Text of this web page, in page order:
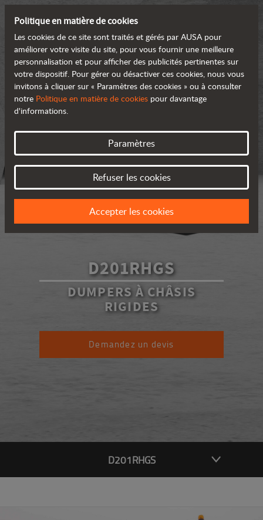
D201RHGS
DUMPERS À CHÂSIS
RIGIDES
Demandez un devis
D201RHGS
Politique en matière de cookies
Les cookies de ce site sont traités et gérés par AUSA pour
améliorer votre visite du site, pour vous fournir une meilleure
personnalisation et pour afficher des publicités pertinentes sur
votre dispositif. Pour gérer ou désactiver ces cookies, nous vous
invitons à cliquer sur « Paramètres des cookies » ou à consulter
notre Politique en matière de cookies pour davantage
d'informations.
Paramètres
Refuser les cookies
Accepter les cookies